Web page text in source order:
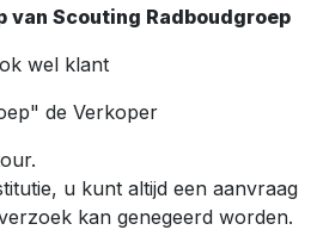
van Scouting Radboudgroep
wel klant
de Verkoper
u kunt altijd een aanvraag
kan genegeerd worden.